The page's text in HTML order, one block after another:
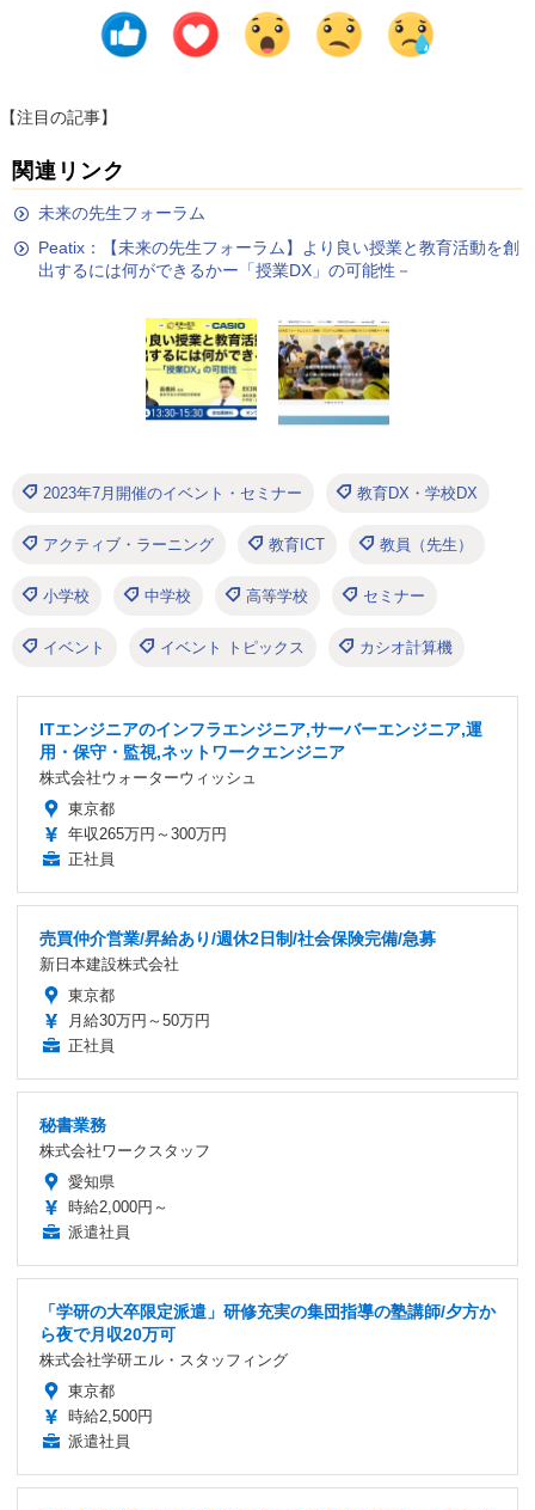
【注目の記事】
関連リンク
未来の先生フォーラム
Peatix：【未来の先生フォーラム】より良い授業と教育活動を創
出するには何ができるかー「授業DX」の可能性－
2023年7月開催のイベント・セミナー 教育DX・学校DX
アクティブ・ラーニング 教育ICT 教員（先生）
小学校 中学校 高等学校 セミナー
イベント イベント トピックス カシオ計算機
ITエンジニアのインフラエンジニア,サーバーエンジニア,運
用・保守・監視,ネットワークエンジニア
株式会社ウォーターウィッシュ
東京都
年収265万円～300万円
正社員
売買仲介営業/昇給あり/週休2日制/社会保険完備/急募
新日本建設株式会社
東京都
月給30万円～50万円
正社員
秘書業務
株式会社ワークスタッフ
愛知県
時給2,000円～
派遣社員
「学研の大卒限定派遣」研修充実の集団指導の塾講師/夕方か
ら夜で月収20万可
株式会社学研エル・スタッフィング
東京都
時給2,500円
派遣社員